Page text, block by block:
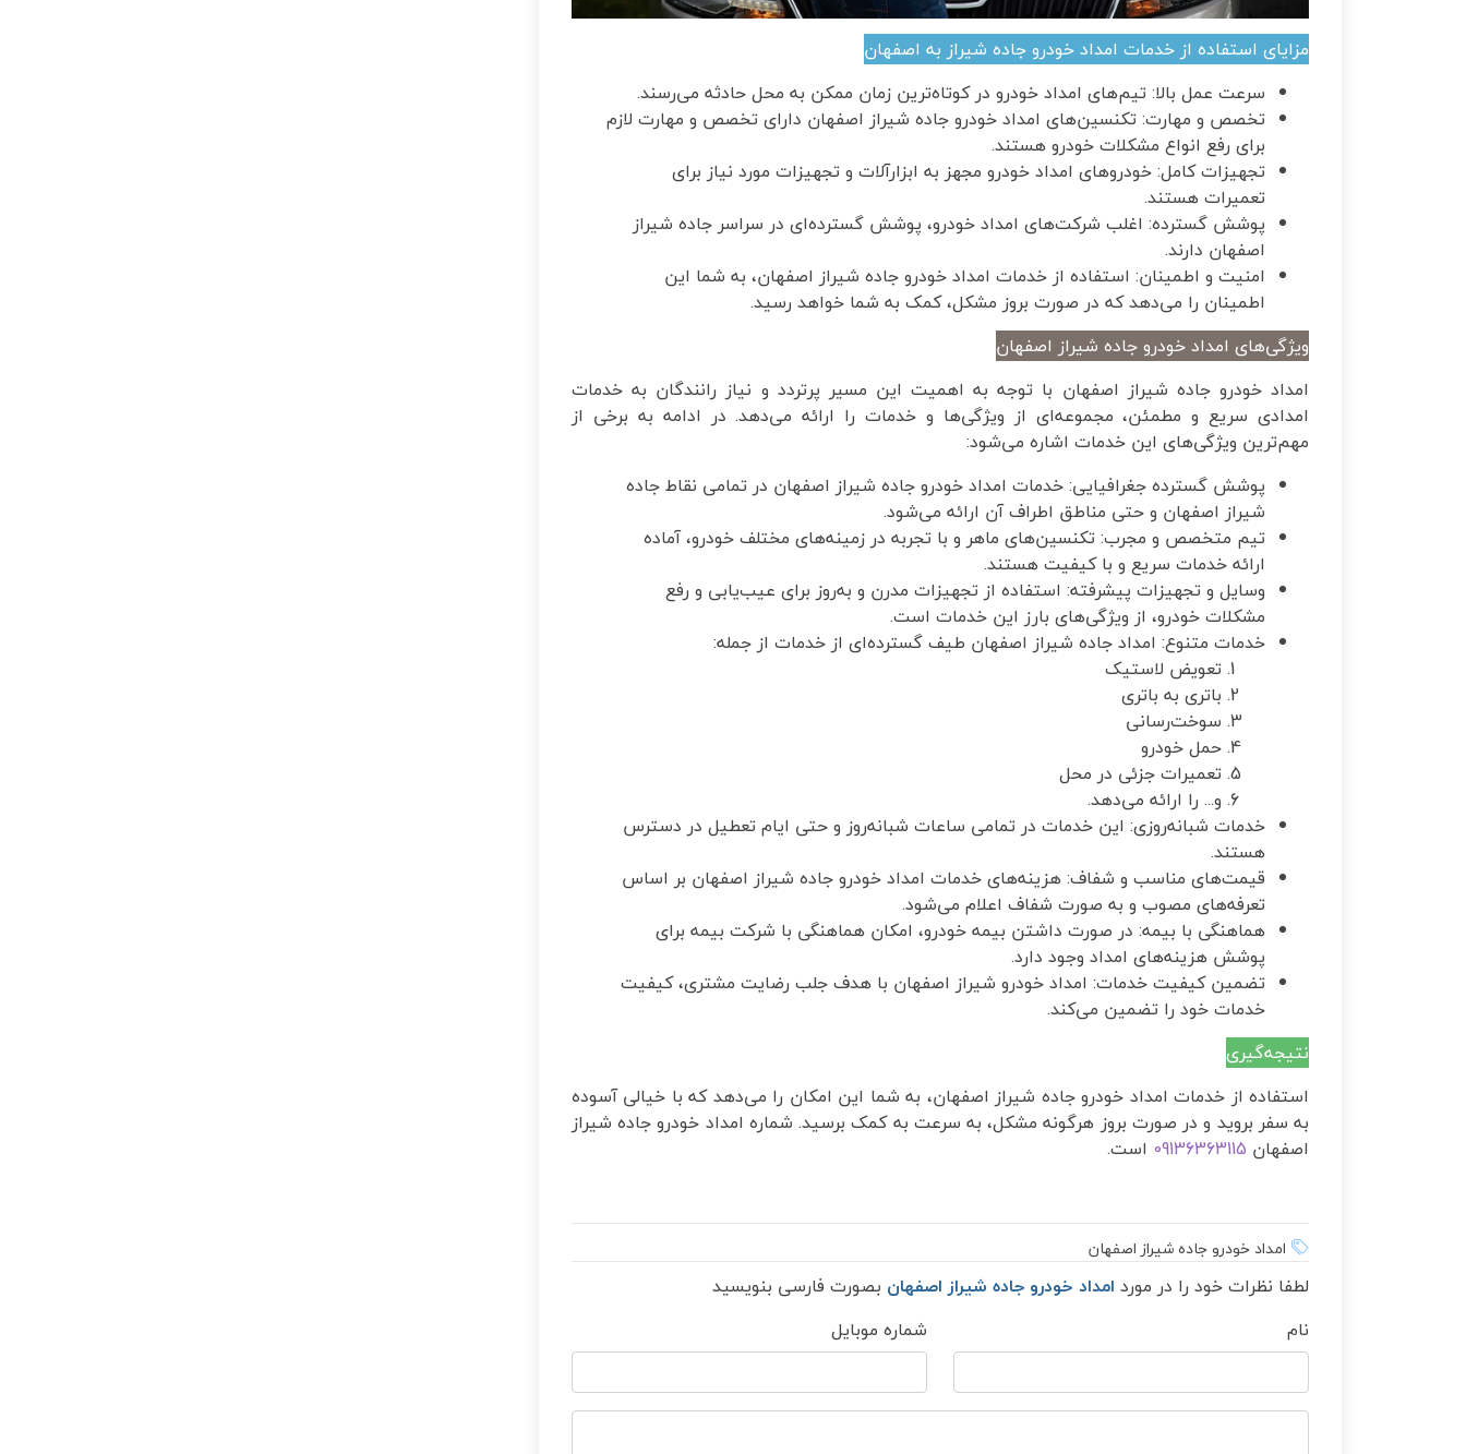
مزایای استفاده از خدمات امداد خودرو جاده شیراز به اصفهان
سرعت عمل بالا: تیم‌های امداد خودرو در کوتاه‌ترین زمان ممکن به محل حادثه می‌رسند.
تخصص و مهارت: تکنسین‌های امداد خودرو جاده شیراز اصفهان دارای تخصص و مهارت لازم
برای رفع انواع مشکلات خودرو هستند.
تجهیزات کامل: خودروهای امداد خودرو مجهز به ابزارآلات و تجهیزات مورد نیاز برای
تعمیرات هستند.
پوشش گسترده: اغلب شرکت‌های امداد خودرو، پوشش گسترده‌ای در سراسر جاده شیراز
اصفهان دارند.
امنیت و اطمینان: استفاده از خدمات امداد خودرو جاده شیراز اصفهان، به شما این
اطمینان را می‌دهد که در صورت بروز مشکل، کمک به شما خواهد رسید.
ویژگی‌های امداد خودرو جاده شیراز اصفهان
امداد خودرو جاده شیراز اصفهان با توجه به اهمیت این مسیر پرتردد و نیاز رانندگان به خدمات
امدادی سریع و مطمئن، مجموعه‌ای از ویژگی‌ها و خدمات را ارائه می‌دهد. در ادامه به برخی از
مهم‌ترین ویژگی‌های این خدمات اشاره می‌شود:
پوشش گسترده جغرافیایی: خدمات امداد خودرو جاده شیراز اصفهان در تمامی نقاط جاده
شیراز اصفهان و حتی مناطق اطراف آن ارائه می‌شود.
تیم متخصص و مجرب: تکنسین‌های ماهر و با تجربه در زمینه‌های مختلف خودرو، آماده
ارائه خدمات سریع و با کیفیت هستند.
وسایل و تجهیزات پیشرفته: استفاده از تجهیزات مدرن و به‌روز برای عیب‌یابی و رفع
مشکلات خودرو، از ویژگی‌های بارز این خدمات است.
خدمات متنوع: امداد جاده شیراز اصفهان طیف گسترده‌ای از خدمات از جمله:
تعویض لاستیک
باتری به باتری
سوخت‌رسانی
حمل خودرو
تعمیرات جزئی در محل
و... را ارائه می‌دهد.
خدمات شبانه‌روزی: این خدمات در تمامی ساعات شبانه‌روز و حتی ایام تعطیل در دسترس
هستند.
قیمت‌های مناسب و شفاف: هزینه‌های خدمات امداد خودرو جاده شیراز اصفهان بر اساس
تعرفه‌های مصوب و به صورت شفاف اعلام می‌شود.
هماهنگی با بیمه: در صورت داشتن بیمه خودرو، امکان هماهنگی با شرکت بیمه برای
پوشش هزینه‌های امداد وجود دارد.
تضمین کیفیت خدمات: امداد خودرو شیراز اصفهان با هدف جلب رضایت مشتری، کیفیت
خدمات خود را تضمین می‌کند.
نتیجه‌گیری
استفاده از خدمات امداد خودرو جاده شیراز اصفهان، به شما این امکان را می‌دهد که با خیالی آسوده
به سفر بروید و در صورت بروز هرگونه مشکل، به سرعت به کمک برسید. شماره امداد خودرو جاده شیراز
اصفهان 09136363115 است.
امداد خودرو جاده شیراز اصفهان
لطفا نظرات خود را در مورد امداد خودرو جاده شیراز اصفهان بصورت فارسی بنویسید
نام
شماره موبایل